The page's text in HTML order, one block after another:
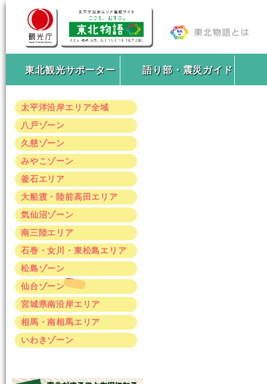
東北観光サポーター 語り部・震災ガイド
太平洋沿岸エリア全域
八戸ゾーン
久慈ゾーン
みやこゾーン
釜石エリア
大船渡・陸前高田エリア
気仙沼ゾーン
南三陸エリア
石巻・女川・東松島エリア
松島ゾーン
仙台ゾーン
宮城県南沿岸エリア
相馬・南相馬エリア
いわきゾーン